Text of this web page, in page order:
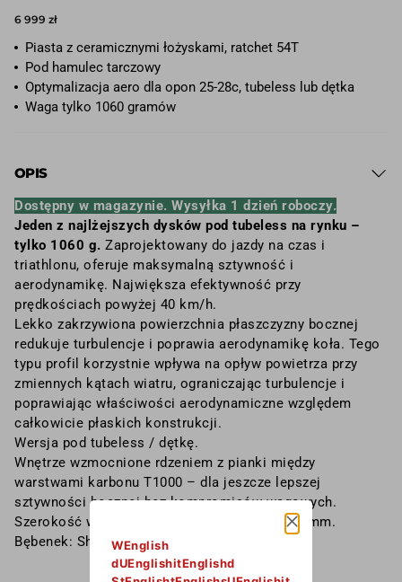
6 999 zł
Piasta z ceramicznymi łożyskami, ratchet 54T
Pod hamulec tarczowy
Optymalizacja aero dla opon 25-28c, tubeless lub dętka
Waga tylko 1060 gramów
OPIS
Dostępny w magazynie. Wysyłka 1 dzień roboczy.
Jeden z najlżejszych dysków pod tubeless na rynku –
tylko 1060 g. Zaprojektowany do jazdy na czas i
triathlonu, oferuje maksymalną sztywność i
aerodynamikę. Największa efektywność przy
prędkościach powyżej 40 km/h.
Lekko zakrzywiona powierzchnia płaszczyzny bocznej
redukuje turbulencje i poprawia aerodynamikę koła. Tego
typu profil korzystnie wpływa na opływ powietrza przy
zmiennych kątach wiatru, ograniczając turbulencje i
poprawiając właściwości aerodynamiczne względem
całkowicie płaskich konstrukcji.
Wersja pod tubeless / dętkę.
Wnętrze wzmocnione rdzeniem z pianki między
warstwami karbonu T1000 – dla jeszcze lepszej
sztywności bocznej bez kompromisów wagowych.
Szerokość wewnętrzna 21mm, zewnętrzna 27 mm.
Bębenek: Shimano Road lub XDR.
WEnglish
dUEnglishitEnglishd